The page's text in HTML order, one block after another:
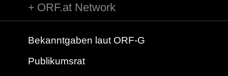
ORF.at Network
Bekanntgaben laut ORF-G
Publikumsrat